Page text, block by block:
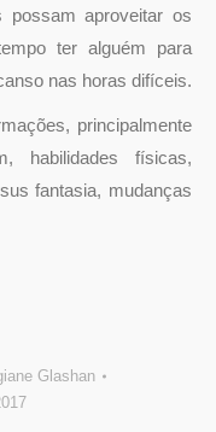
aproveitar os
ter alguém para
nas horas difíceis.
principalmente
habilidades físicas,
fantasia, mudanças
Glashan